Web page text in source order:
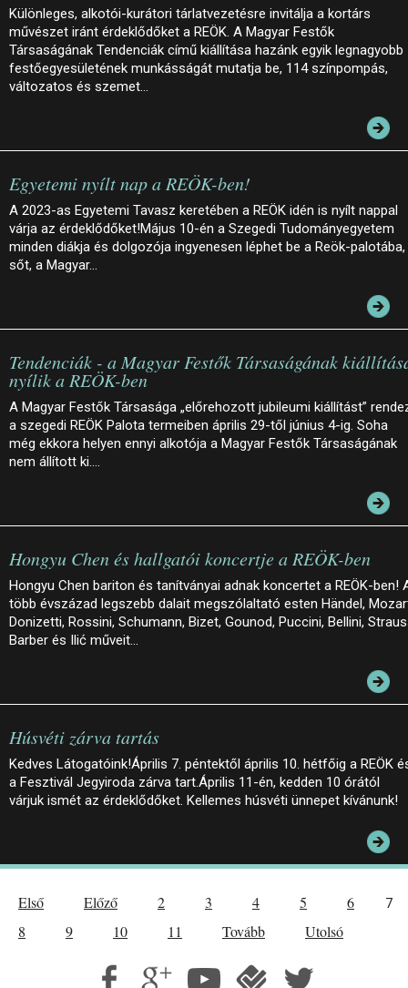
Különleges, alkotói-kurátori tárlatvezetésre invitálja a kortárs
művészet iránt érdeklődőket a REÖK. A Magyar Festők
Társaságának Tendenciák című kiállítása hazánk egyik legnagyobb
festőegyesületének munkásságát mutatja be, 114 színpompás,
változatos és szemet…
Egyetemi nyílt nap a REÖK-ben!
A 2023-as Egyetemi Tavasz keretében a REÖK idén is nyílt nappal
várja az érdeklődőket!Május 10-én a Szegedi Tudományegyetem
minden diákja és dolgozója ingyenesen léphet be a Reök-palotába,
sőt, a Magyar…
Tendenciák - a Magyar Festők Társaságának
nyílik a REÖK-ben
A Magyar Festők Társasága „előrehozott jubileumi kiállítást”
a szegedi REÖK Palota termeiben április 29-től június 4-ig. Soha
még ekkora helyen ennyi alkotója a Magyar Festők Társaságának
nem állított ki.…
Hongyu Chen és hallgatói koncertje a REÖK-ben
Hongyu Chen bariton és tanítványai adnak koncertet a REÖK-ben!
több évszázad legszebb dalait megszólaltató esten Händel,
Donizetti, Rossini, Schumann, Bizet, Gounod, Puccini, Bellini,
Barber és Ilić műveit…
Húsvéti zárva tartás
Kedves Látogatóink!Április 7. péntektől április 10. hétfőig a REÖK
a Fesztivál Jegyiroda zárva tart.Április 11-én, kedden 10 órától
várjuk ismét az érdeklődőket. Kellemes húsvéti ünnepet kívánunk!
Első Előző 2 3 4 5 6 7
8 9 10 11 Tovább Utolsó